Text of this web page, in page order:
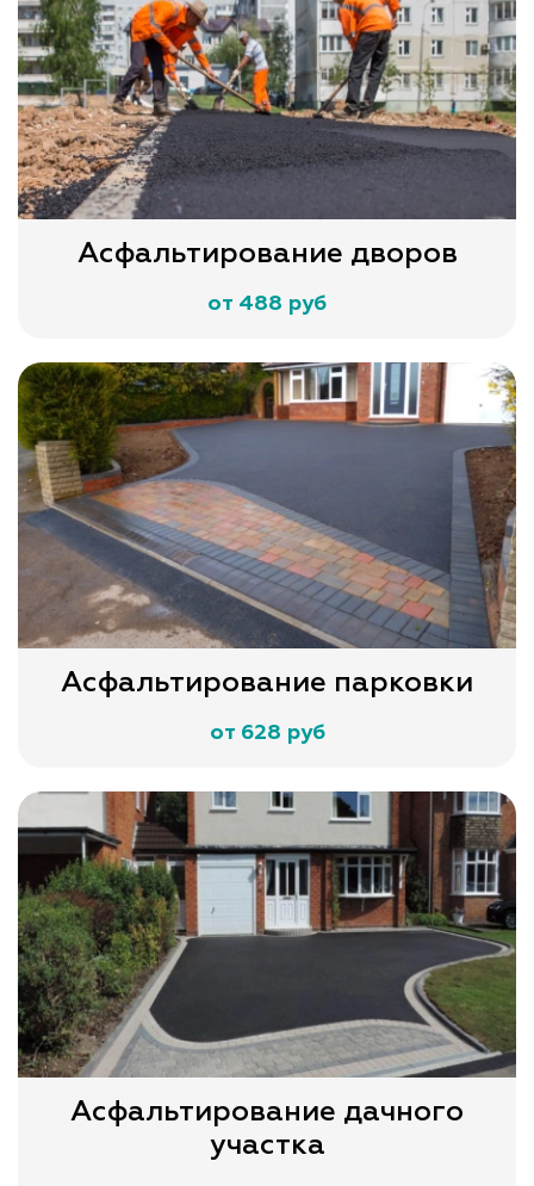
Асфальтирование дворов
от 488 руб
Асфальтирование парковки
от 628 руб
Асфальтирование дачного
участка